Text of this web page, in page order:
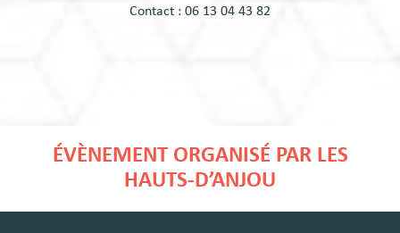
Contact : 06 13 04 43 82
ÉVÈNEMENT ORGANISÉ PAR LES
HAUTS-D’ANJOU